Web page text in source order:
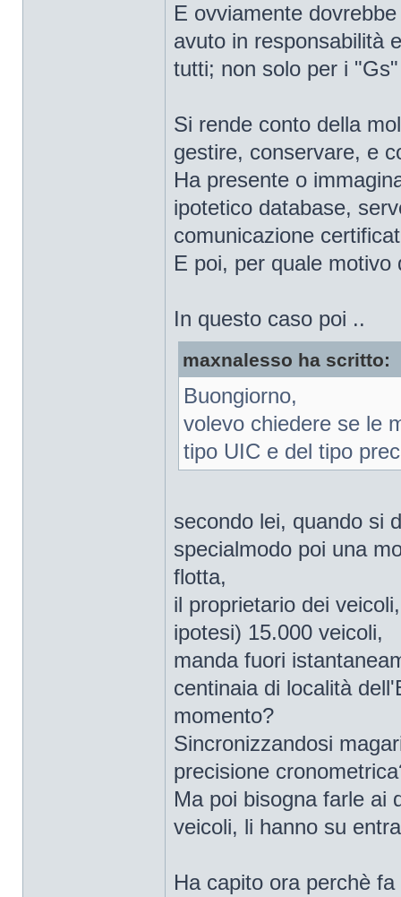
E ovviamente
avuto in responsabilità
tutti; non solo per i "Gs"
Si rende conto della
gestire, conservare, e
Ha presente o
ipotetico database,
comunicazione
E poi, per quale
In questo caso poi ..
maxnalesso ha scritto:
Buongiorno,
volevo chiedere se le
tipo UIC e del tipo
secondo lei, quando si
specialmodo poi una
flotta,
il proprietario dei
ipotesi) 15.000 veicoli,
manda fuori
centinaia di località
momento?
Sincronizzandosi
precisione
Ma poi bisogna farle ai
veicoli, li hanno su
Ha capito ora perchè